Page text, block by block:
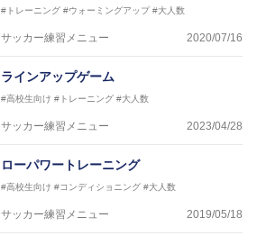
#トレーニング #ウォーミングアップ #大人数
サッカー練習メニュー 2020/07/16
ラインアップゲーム
#高校生向け #トレーニング #大人数
サッカー練習メニュー 2023/04/28
ローパワートレーニング
#高校生向け #コンディショニング #大人数
サッカー練習メニュー 2019/05/18